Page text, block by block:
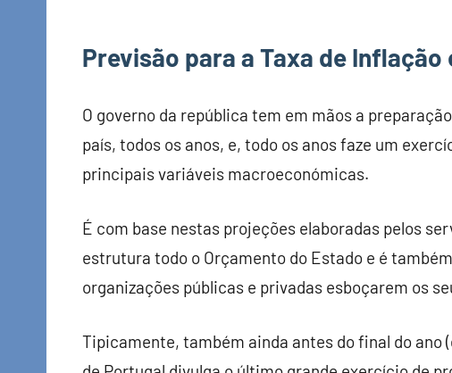
Previsão para a Taxa de Inflação
O governo da república tem em mãos a
país, todos os anos, e, todo os anos faze um
principais variáveis macroeconómicas.
É com base nestas projeções elaboradas pelos
estrutura todo o Orçamento do Estado e é
organizações públicas e privadas esboçarem os
Tipicamente, também ainda antes do final do ano